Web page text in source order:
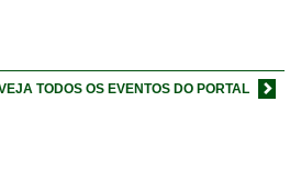
TODOS OS EVENTOS DO PORTAL